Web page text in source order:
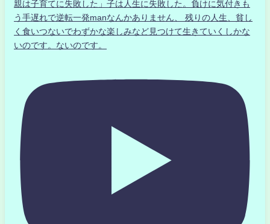
親は子育てに失敗した」子は人生に失敗した。負けに気付きも
う手遅れで逆転一発manなんかありません、 残りの人生、貧し
く食いつないでわずかな楽しみなど見つけて生きていくしかな
いのです。ないのです。